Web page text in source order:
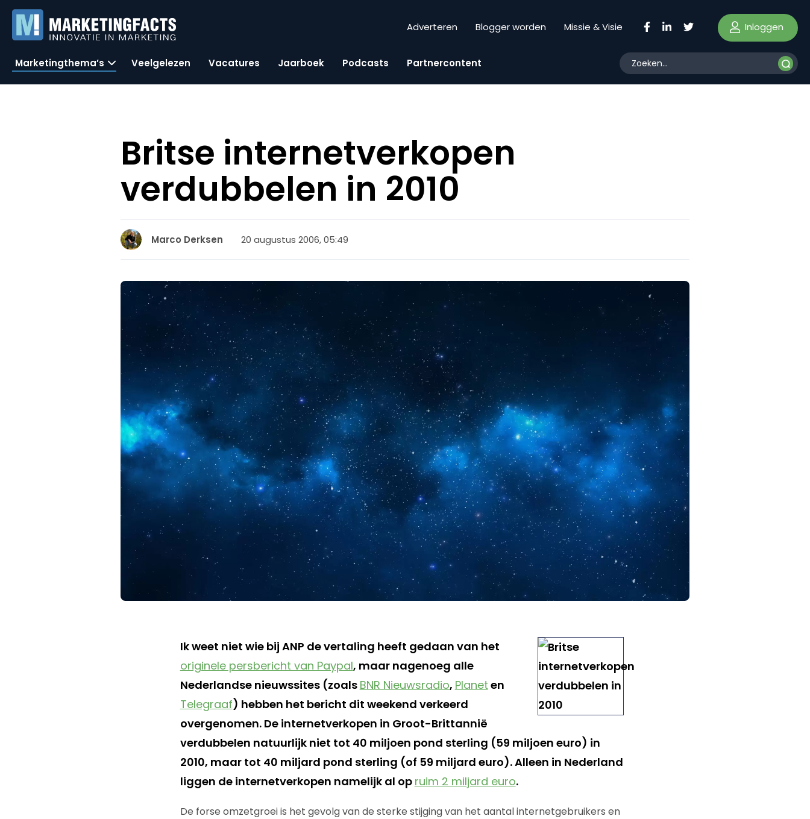
Adverteren Blogger worden Missie & Visie Inloggen
Marketingthema’s Veelgelezen Vacatures Jaarboek Podcasts Partnercontent
Britse internetverkopen
verdubbelen in 2010
Marco Derksen 20 augustus 2006, 05:49
Ik weet niet wie bij ANP de vertaling heeft gedaan van het
originele persbericht van Paypal, maar nagenoeg alle
Nederlandse nieuwssites (zoals BNR Nieuwsradio, Planet en
Telegraaf) hebben het bericht dit weekend verkeerd
overgenomen. De internetverkopen in Groot-Brittannië
verdubbelen natuurlijk niet tot 40 miljoen pond sterling (59 miljoen euro) in
2010, maar tot 40 miljard pond sterling (of 59 miljard euro). Alleen in Nederland
liggen de internetverkopen namelijk al op ruim 2 miljard euro.
De forse omzetgroei is het gevolg van de sterke stijging van het aantal internetgebruikers en